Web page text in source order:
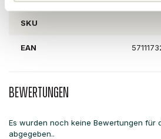
SKU
EAN
Bewertungen
Es wurden noch keine Bewertungen für
abgegeben..